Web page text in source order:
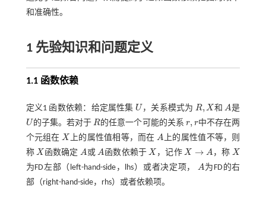
和准确性。
1 先验知识和问题定义
1.1 函数依赖
定义1 函数依赖：给定属性集 U
U ，关系模式为 R,X
R,X 和 A
A 是
U
U 的子集。若对于 R
R 的任意一个可能的关系 r, r
r,r
中不存在两
个元组在 X
X 上的属性值相等，而在 A
A 上的属性值不等，则
称 X
X 函数确定 A
A 或 A
A 函数依赖于 X
X ，记作 X → A
X→A ，称 X
X
为FD左部（left-hand-side，lhs）或者决定项，
A
A 为FD的右
部（right-hand-side，rhs）或者依赖项。